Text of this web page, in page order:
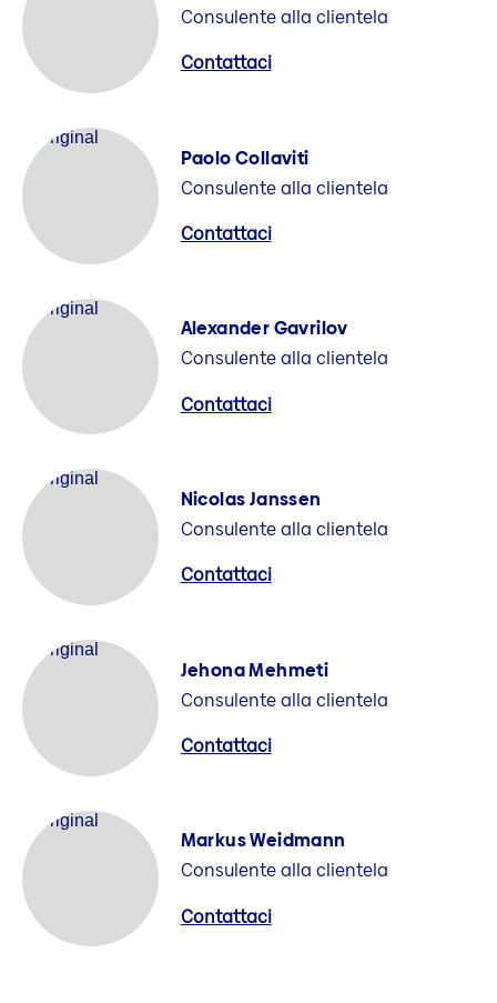
Consulente alla clientela
Contattaci
Paolo Collaviti
Consulente alla clientela
Contattaci
Alexander Gavrilov
Consulente alla clientela
Contattaci
Nicolas Janssen
Consulente alla clientela
Contattaci
Jehona Mehmeti
Consulente alla clientela
Contattaci
Markus Weidmann
Consulente alla clientela
Contattaci